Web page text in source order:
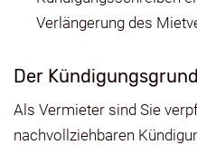
Verlängerung des
Der Kündigungsgrund
Als Vermieter sind Sie
nachvollziehbaren